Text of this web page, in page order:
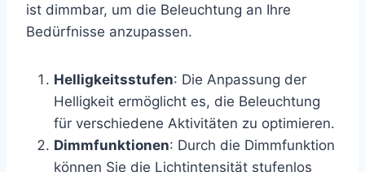
ist dimmbar, um die Beleuchtung an Ihre
Bedürfnisse anzupassen.
Helligkeitsstufen: Die Anpassung der
Helligkeit ermöglicht es, die Beleuchtung
für verschiedene Aktivitäten zu optimieren.
Dimmfunktionen: Durch die Dimmfunktion
können Sie die Lichtintensität stufenlos